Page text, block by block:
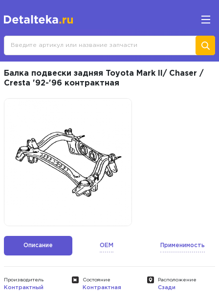
Балка подвески задняя Toyota Mark II/ Chaser /
Cresta '92-'96 контрактная
Описание OEM Применимость
Производитель
Контрактный
Состояние
Контрактная
Расположение
Сзади